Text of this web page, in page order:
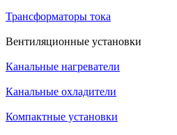
Трансформаторы тока
Вентиляционные установки
Канальные нагреватели
Канальные охладители
Компактные установки